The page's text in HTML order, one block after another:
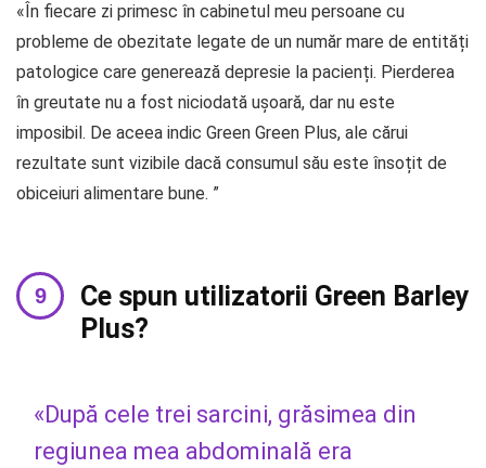
«În fiecare zi primesc în cabinetul meu persoane cu
probleme de obezitate legate de un număr mare de entități
patologice care generează depresie la pacienți. Pierderea
în greutate nu a fost niciodată ușoară, dar nu este
imposibil. De aceea indic Green Green Plus, ale cărui
rezultate sunt vizibile dacă consumul său este însoțit de
obiceiuri alimentare bune. ”
Ce spun utilizatorii Green Barley
Plus?
«După cele trei sarcini, grăsimea din
regiunea mea abdominală era